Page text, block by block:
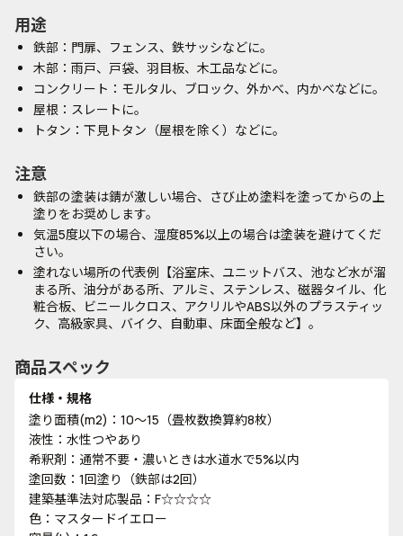
用途
鉄部：門扉、フェンス、鉄サッシなどに。
木部：雨戸、戸袋、羽目板、木工品などに。
コンクリート：モルタル、ブロック、外かべ、内かべなどに。
屋根：スレートに。
トタン：下見トタン（屋根を除く）などに。
注意
鉄部の塗装は錆が激しい場合、さび止め塗料を塗ってからの上
塗りをお奨めします。
気温5度以下の場合、湿度85%以上の場合は塗装を避けてくだ
さい。
塗れない場所の代表例【浴室床、ユニットバス、池など水が溜
まる所、油分がある所、アルミ、ステンレス、磁器タイル、化
粧合板、ビニールクロス、アクリルやABS以外のプラスティッ
ク、高級家具、バイク、自動車、床面全般など】。
商品スペック
仕様・規格
塗り面積(m2)：10～15（畳枚数換算約8枚）
液性：水性つやあり
希釈剤：通常不要・濃いときは水道水で5%以内
塗回数：1回塗り（鉄部は2回）
建築基準法対応製品：F☆☆☆☆
色：マスタードイエロー